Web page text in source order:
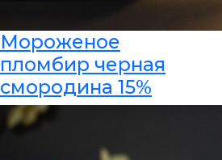
Мороженое
пломбир черная
смородина 15%